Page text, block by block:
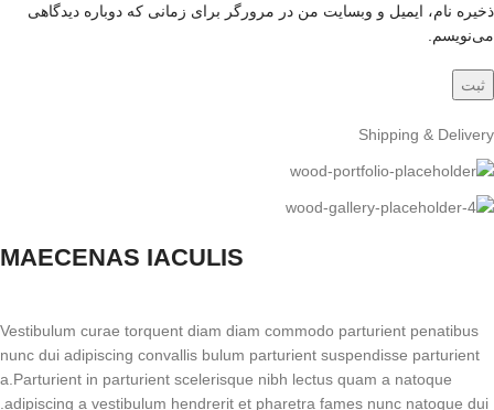
ذخیره نام، ایمیل و وبسایت من در مرورگر برای زمانی که دوباره دیدگاهی
می‌نویسم.
Shipping & Delivery
MAECENAS IACULIS
Vestibulum curae torquent diam diam commodo parturient penatibus
nunc dui adipiscing convallis bulum parturient suspendisse parturient
a.Parturient in parturient scelerisque nibh lectus quam a natoque
adipiscing a vestibulum hendrerit et pharetra fames nunc natoque dui.